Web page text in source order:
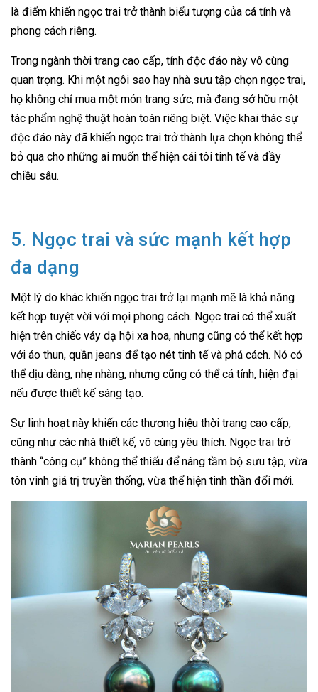
là điểm khiến ngọc trai trở thành biểu tượng của cá tính và
phong cách riêng.
Trong ngành thời trang cao cấp, tính độc đáo này vô cùng
quan trọng. Khi một ngôi sao hay nhà sưu tập chọn ngọc trai,
họ không chỉ mua một món trang sức, mà đang sở hữu một
tác phẩm nghệ thuật hoàn toàn riêng biệt. Việc khai thác sự
độc đáo này đã khiến ngọc trai trở thành lựa chọn không thể
bỏ qua cho những ai muốn thể hiện cái tôi tinh tế và đầy
chiều sâu.
5. Ngọc trai và sức mạnh kết hợp
đa dạng
Một lý do khác khiến ngọc trai trở lại mạnh mẽ là khả năng
kết hợp tuyệt vời với mọi phong cách. Ngọc trai có thể xuất
hiện trên chiếc váy dạ hội xa hoa, nhưng cũng có thể kết hợp
với áo thun, quần jeans để tạo nét tinh tế và phá cách. Nó có
thể dịu dàng, nhẹ nhàng, nhưng cũng có thể cá tính, hiện đại
nếu được thiết kế sáng tạo.
Sự linh hoạt này khiến các thương hiệu thời trang cao cấp,
cũng như các nhà thiết kế, vô cùng yêu thích. Ngọc trai trở
thành “công cụ” không thể thiếu để nâng tầm bộ sưu tập, vừa
tôn vinh giá trị truyền thống, vừa thể hiện tinh thần đổi mới.